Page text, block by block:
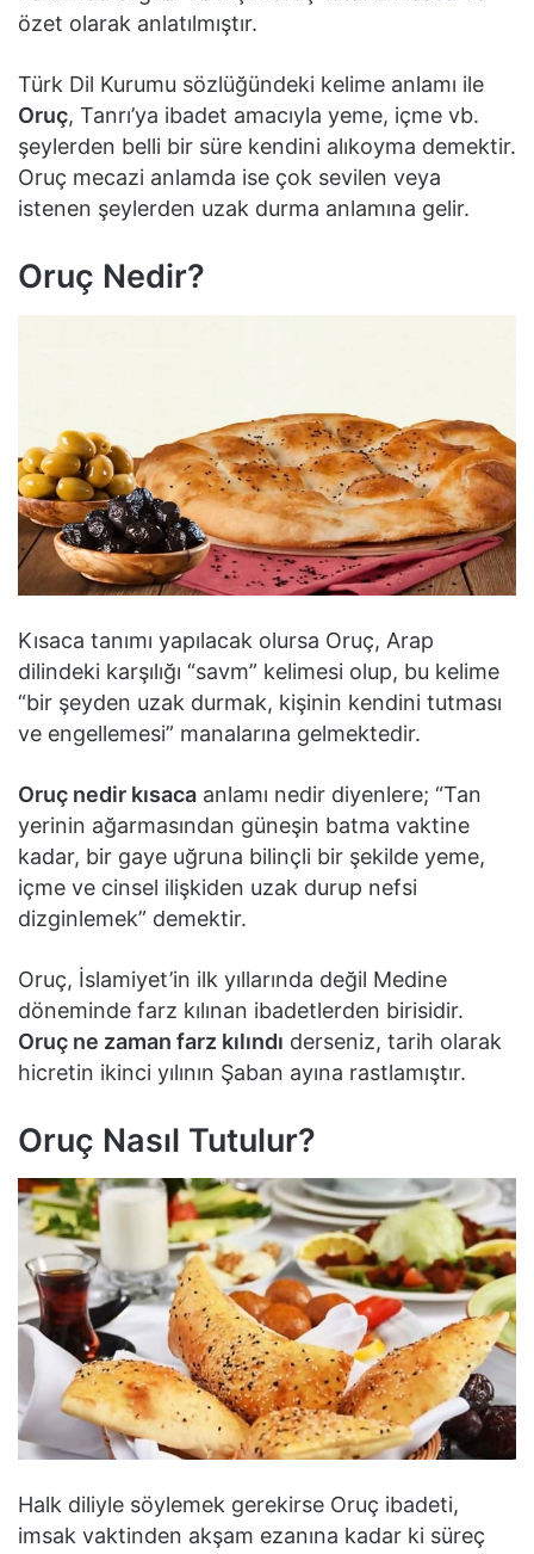
özet olarak anlatılmıştır.
Türk Dil Kurumu sözlüğündeki kelime anlamı ile
Oruç, Tanrı’ya ibadet amacıyla yeme, içme vb.
şeylerden belli bir süre kendini alıkoyma demektir.
Oruç mecazi anlamda ise çok sevilen veya
istenen şeylerden uzak durma anlamına gelir.
Oruç Nedir?
Kısaca tanımı yapılacak olursa Oruç, Arap
dilindeki karşılığı “savm” kelimesi olup, bu kelime
“bir şeyden uzak durmak, kişinin kendini tutması
ve engellemesi” manalarına gelmektedir.
Oruç nedir kısaca anlamı nedir diyenlere; “Tan
yerinin ağarmasından güneşin batma vaktine
kadar, bir gaye uğruna bilinçli bir şekilde yeme,
içme ve cinsel ilişkiden uzak durup nefsi
dizginlemek” demektir.
Oruç, İslamiyet’in ilk yıllarında değil Medine
döneminde farz kılınan ibadetlerden birisidir.
Oruç ne zaman farz kılındı derseniz, tarih olarak
hicretin ikinci yılının Şaban ayına rastlamıştır.
Oruç Nasıl Tutulur?
Halk diliyle söylemek gerekirse Oruç ibadeti,
imsak vaktinden akşam ezanına kadar ki süreç